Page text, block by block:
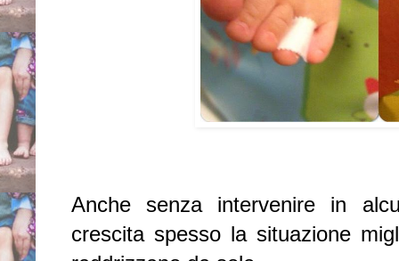
Anche senza intervenire in
crescita spesso la situazione